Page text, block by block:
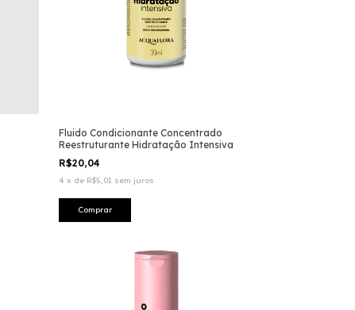
Fluido Condicionante Concentrado
Reestruturante Hidratação Intensiva
R$20,04
4 x de R$5,01 sem juros